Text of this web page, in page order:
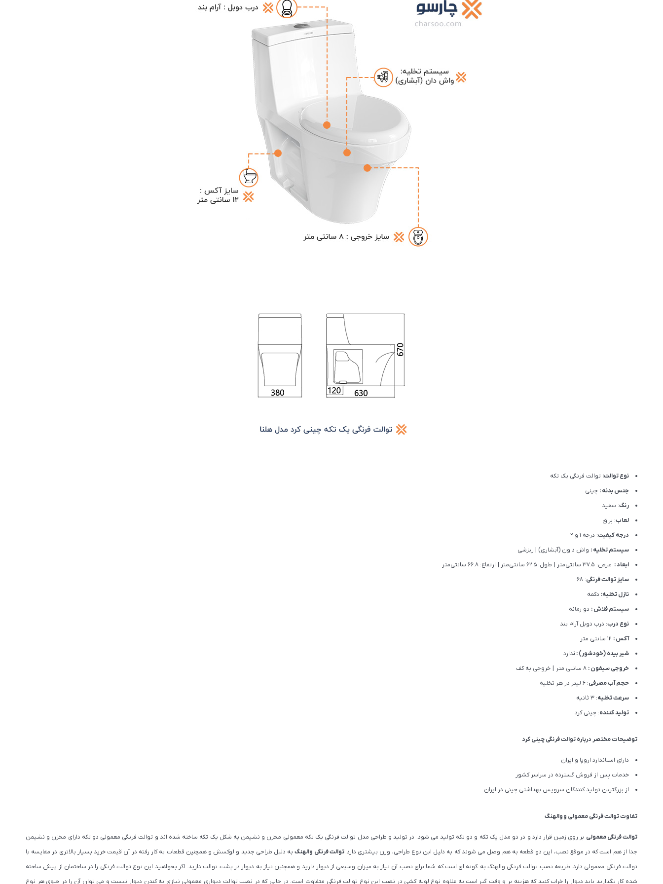
نوع توالت: توالت فرنگی یک تکه
جنس بدنه : چینی
رنگ: سفید
لعاب: براق
درجه کیفیت: درجه 1 و 2
سیستم تخلیه : واش داون (آبشاری) | ریزشی
ابعاد : عرض: 37.5 سانتی‌متر | طول: 62.5 سانتی‌متر | ارتفاع: 66.8 سانتی‌متر
سایز توالت فرنگی: 68
نازل تخلیه: دکمه
سیستم فلاش : دو زمانه
نوع درب: درب دوبل آرام بند
آکس :
شیر بیده (خودشور) : ندارد
خروجی سیفون :
حجم آب مصرفی: 6 لیتر در هر تخلیه
سرعت تخلیه: 3 ثانیه
تولید کننده: چینی کرد
توضیحات مختصر درباره توالت فرنگی چینی کرد
دارای استاندارد اروپا و ایران
خدمات پس از فروش گسترده در سراسر کشور
از بزرگترین تولید کنندگان سرویس بهداشتی چینی در ایران
تفاوت توالت فرنگیمعمولی ووالهنگ
توالت فرنگی معمولی بر روی زمین قرار دارد و در دو مدل یک تکه و دو تکه تولید می شود. در تولید و طراحی مدل توالت فرنگی یک تکه معمولی مخزن و نشیمن به شکل یک تکه ساخته شده­ اند و توالت فرنگی معمولی دو تکه دارای مخزن و نشیمن
جدا از هم است که در موقع نصب، این دو قطعه به هم وصل می شوند که به دلیل این نوع طراحی، وزن بیشتری دارد.توالت فرنگی والهنگبه دلیل طراحی جدید و لوکسش و همچنین قطعات به کار رفته در آن قیمت خرید بسیار بالاتری در مقایسه با
توالت فرنگی معمولی دارد. طریقه نصب توالت فرنگی والهنگ به گونه ای است که شما برای نصب آن نیاز به میزان وسیعی از دیوار دارید و همچنین نیاز به دیوار در پشت توالت دارید. اگر بخواهید این نوع توالت فرنگی را در ساختمان از پیش ساخته
شده کار بگذارید باید دیوار را خراب کنید که هزینه بر و وقت گیر است.به علاوه نوع لوله کشی در نصب این نوع توالت فرنگی متفاوت است. در حالی که در نصب توالت دیواری معمولی نیازی به کندن دیوار نیست و می توان آن را در جلوی هر نوع